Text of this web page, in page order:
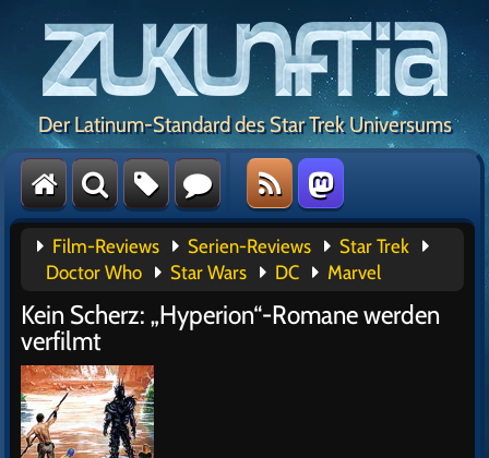
Der Latinum-Standard des Star Trek Universums
Film-Reviews Serien-Reviews
Star Trek
Doctor Who
Star Wars DC Marvel
Kein Scherz: „Hyperion“-Romane werden
verfilmt